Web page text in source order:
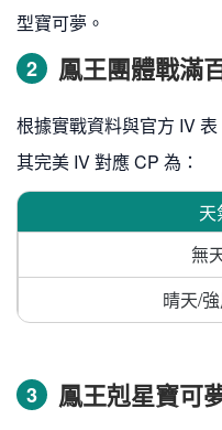
型寶可夢。
2 鳳王團體戰滿
根據實戰資料與官方 IV
其完美 IV 對應 CP 為：
天
無
晴天/
3 鳳王剋星寶可